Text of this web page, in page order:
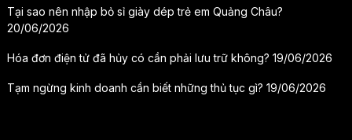
Tại sao nên nhập bỏ sỉ giày dép trẻ em Quảng Châu?
20/06/2026
Hóa đơn điện tử đã hủy có cần phải lưu trữ không? 19/06/2026
Tạm ngừng kinh doanh cần biết những thủ tục gì? 19/06/2026